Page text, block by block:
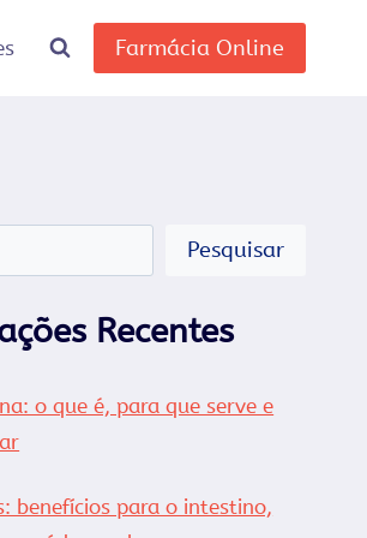
Farmácia Online
Pesquisar
Recentes
o que é, para que serve e
benefícios para o intestino,